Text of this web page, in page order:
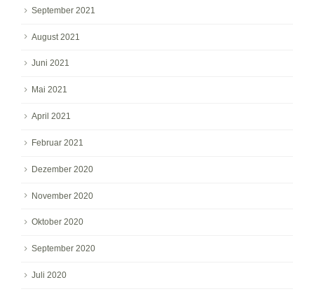
September 2021
August 2021
Juni 2021
Mai 2021
April 2021
Februar 2021
Dezember 2020
November 2020
Oktober 2020
September 2020
Juli 2020